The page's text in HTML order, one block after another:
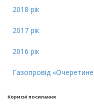
2018 рік
2017 рік
2016 рік
Газопровід
Кориснi посилання